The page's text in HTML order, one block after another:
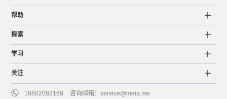
帮助
探索
学习
关注
18802083168 咨询邮箱：service@meia.me